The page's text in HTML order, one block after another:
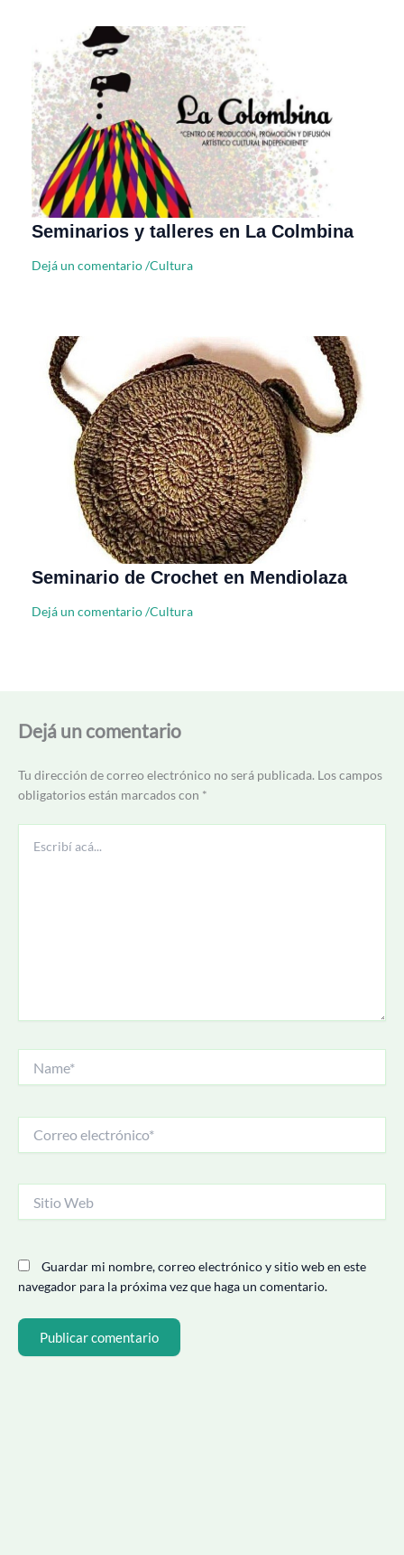
Seminarios y talleres en La Colmbina
Dejá un comentario/Cultura
Seminario de Crochet en Mendiolaza
Dejá un comentario/Cultura
Dejá un comentario
Tu dirección de correo electrónico no será publicada. Los campos
obligatorios están marcados con *
acá...
electrónico*
Web
Guardar mi nombre, correo electrónico y sitio web en este
navegador para la próxima vez que haga un comentario.